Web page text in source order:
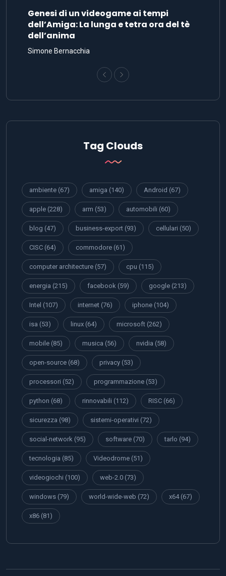
Genesi di un videogame ai tempi
dell’Amiga: La lunga e tetra ora del tè
dell’anima
Simone Bernacchia
Tag Clouds
ambiente (67) amiga (140) Android (67)
apple (228) arm (53) automobili (60)
blog (47) business-export (93) cellulari (50)
CISC (64) commodore (61)
computer architecture (57) cpu (115)
energia (215) facebook (59) google (213)
Intel (107) internet (76) iphone (104)
isa (53) linux (64) microsoft (262)
mobile (85) musica (56) nvidia (58)
open-source (68) privacy (53)
processori (52) programmazione (53)
python (68) rinnovabili (112) RISC (66)
sicurezza (98) sistemi-operativi (72)
social-network (95) software (70) tarlo (94)
tecnologia (85) Videodrome (51)
videogiochi (100) web-2.0 (73)
windows (79) world-wide-web (72) x64(67)
x86 (81)